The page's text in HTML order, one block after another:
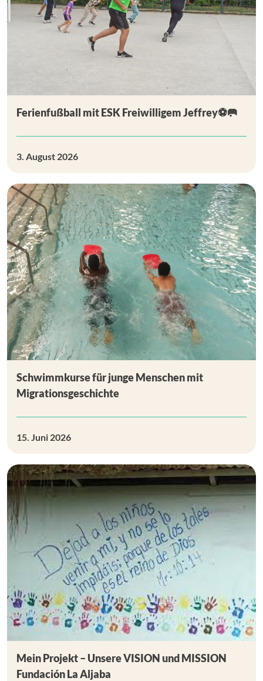
Ferienfußball mit ESK Freiwilligem Jeffrey⚽🥅
3. August 2026
Schwimmkurse für junge Menschen mit
Migrationsgeschichte
15. Juni 2026
Mein Projekt – Unsere VISION und MISSION
Fundación La Aljaba